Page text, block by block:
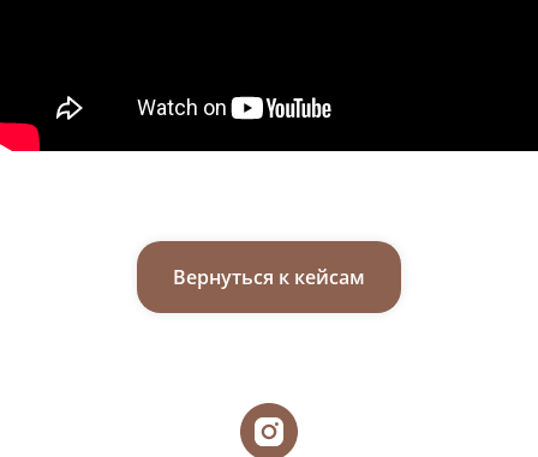
Вернуться к кейсам